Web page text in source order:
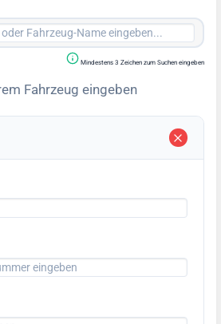
Mindestens 3 Zeichen zum Suchen eingeben
Fahrzeug eingeben